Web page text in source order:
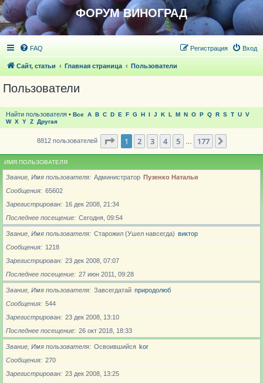
ФОРУМ ВИНОГРАД
FAQ Вход
Регистрация
Сайт, статьи Главная страница Пользователи
Пользователи
Найти пользователя • Все A B C D E F G H I J K L M N O P Q R S T U V
W X Y Z Другая
8812 пользователей Страница из 177
1 2 3 4 5 177
ИМЯ ПОЛЬЗОВАТЕЛЯ
Звание, Имя пользователя Администратор Пузенко Наталья
Сообщения
65602
Зарегистрирован
16 дек 2008, 21:34
Последнее посещение
Сегодня, 09:54
Звание, Имя пользователя Старожил (Ушел навсегда) виктор
Сообщения
1218
Зарегистрирован
23 дек 2008, 07:07
Последнее посещение
27 июн 2011, 09:28
Звание, Имя пользователя Завсегдатай природолюб
Сообщения
544
Зарегистрирован
23 дек 2008, 13:10
Последнее посещение
26 окт 2018, 18:33
Звание, Имя пользователя Освоившийся kor
Сообщения
270
Зарегистрирован
23 дек 2008, 13:25